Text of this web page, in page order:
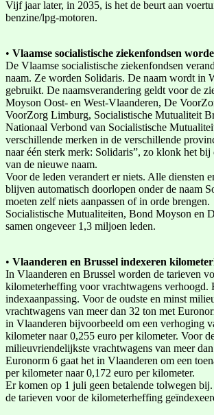
Vijf jaar later, in 2035, is het de beurt aan
benzine/lpg-motoren.
• Vlaamse socialistische ziekenfondsen
De Vlaamse socialistische ziekenfondsen
naam. Ze worden Solidaris. De naam wordt in
gebruikt. De naamsverandering geldt voor de
Moyson Oost- en West-Vlaanderen, De
VoorZorg Limburg, Socialistische Mutualiteit
Nationaal Verbond van Socialistische
verschillende merken in de verschillende
naar één sterk merk: Solidaris”, zo klonk het
van de nieuwe naam.
Voor de leden verandert er niets. Alle diensten
blijven automatisch doorlopen onder de naam
moeten zelf niets aanpassen of in orde brengen.
Socialistische Mutualiteiten, Bond Moyson en
samen ongeveer 1,3 miljoen leden.
• Vlaanderen en Brussel indexeren
In Vlaanderen en Brussel worden de tarieven
kilometerheffing voor vrachtwagens verhoogd.
indexaanpassing. Voor de oudste en minst
vrachtwagens van meer dan 32 ton met
in Vlaanderen bijvoorbeeld om een verhoging
kilometer naar 0,255 euro per kilometer. Voor
milieuvriendelijkste vrachtwagens van meer
Euronorm 6 gaat het in Vlaanderen om een
per kilometer naar 0,172 euro per kilometer.
Er komen op 1 juli geen betalende tolwegen
de tarieven voor de kilometerheffing